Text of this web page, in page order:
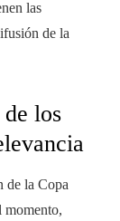
las
de la
los
de la Copa
momento,